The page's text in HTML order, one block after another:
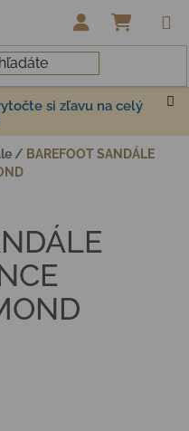
si zľavu na celý
/ BAREFOOT SANDÁLE